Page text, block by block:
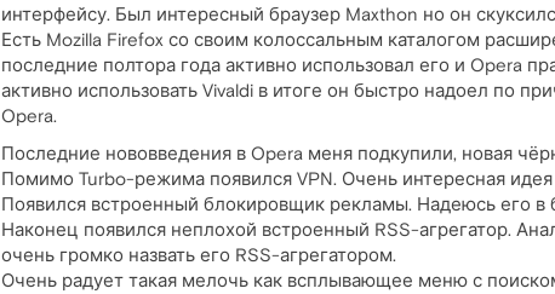
интерфейсу. Был интересный браузер Maxthon но он
Есть Mozilla Firefox со своим колоссальным каталогом
последние полтора года активно использовал его и Opera
активно использовать Vivaldi в итоге он быстро надоел по
Opera.
Последние нововведения в Opera меня подкупили, новая
Помимо Turbo-режима появился VPN. Очень интересная
Появился встроенный блокировщик рекламы. Надеюсь его в
Наконец появился неплохой встроенный RSS-агрегатор.
очень громко назвать его RSS-агрегатором.
Очень радует такая мелочь как всплывающее меню с